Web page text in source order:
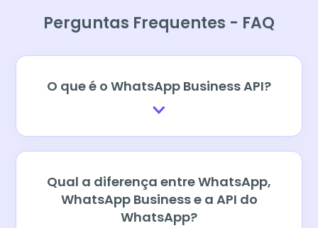
Perguntas Frequentes - FAQ
O que é o WhatsApp Business API?
Qual a diferença entre WhatsApp,
WhatsApp Business e a API do
WhatsApp?